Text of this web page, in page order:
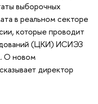
выборочных
в реальном секторе
которые проводит
(ЦКИ) ИСИЭЗ
О новом
директор